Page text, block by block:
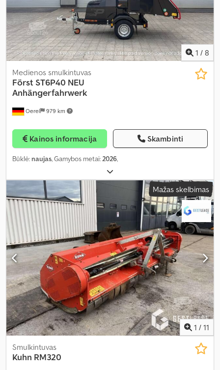
1 / 8
Oerel 979 km
Medienos smulkintuvas
Först ST6P40 NEU
Anhängerfahrwerk
Kainos informacija Skambinti
Būklė: naujas, Gamybos metai:2026,
Mažas skelbimas
1 / 11
Smulkintuvas
Kuhn RM320